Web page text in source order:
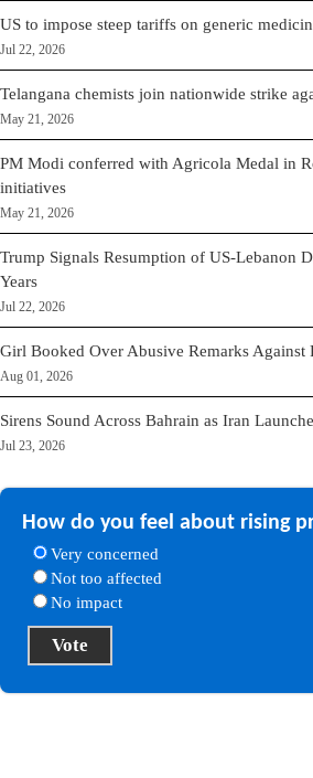
US to impose steep tariffs on generic
Jul 22, 2026
Telangana chemists join nationwide strike
May 21, 2026
PM Modi conferred with Agricola Medal in
initiatives
May 21, 2026
Trump Signals Resumption of US-Lebanon
Years
Jul 22, 2026
Girl Booked Over Abusive Remarks Against
Aug 01, 2026
Sirens Sound Across Bahrain as Iran
Jul 23, 2026
How do you feel about rising
Very concerned
Not too affected
No impact